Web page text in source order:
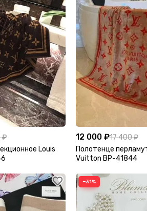
₽
Louis
12 000 ₽17 400 ₽
Полотенце
Vuitton BP-41844
−31%